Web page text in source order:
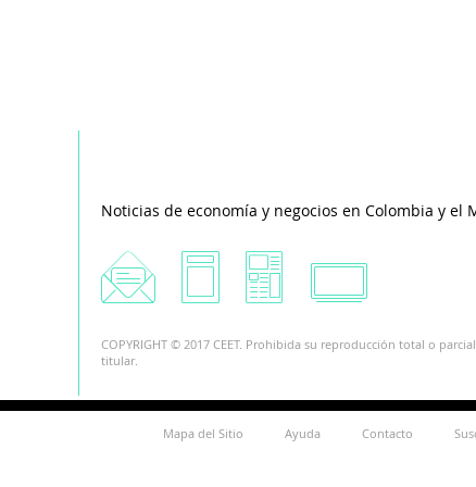
Noticias de economía y negocios en Colombia y el
COPYRIGHT © 2017 CEET. Prohibida su reproducción total o
titular.
Mapa del Sitio Ayuda Contacto